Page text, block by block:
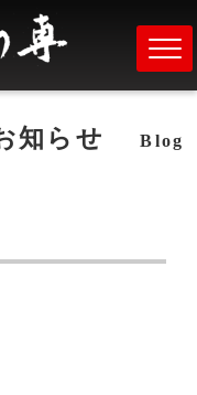
知らせ Blog